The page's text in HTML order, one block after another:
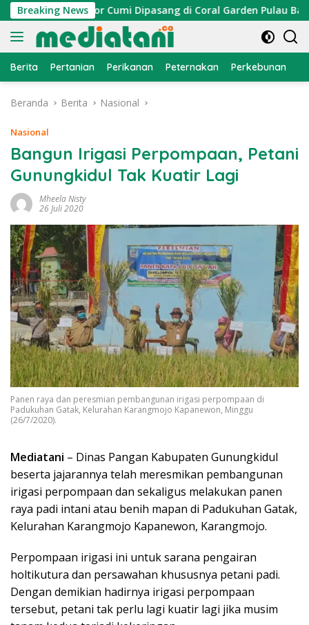
Langsung
ke
konten
Breaking News
Atraktor Cumi Dipasang di Coral Garden Pulau Barrang
Berita Pertanian Perikanan Peternakan Perkebunan
Beranda Berita Nasional
Nasional
Bangun Irigasi Perpompaan, Petani
Gunungkidul Tak Kuatir Lagi
Mheela Nisty
26 Juli 2020
Panen raya dan peresmian pembangunan irigasi perpompaan di
Padukuhan Gatak, Kelurahan Karangmojo Kapanewon, Minggu
(26/7/2020).
Mediatani – Dinas Pangan Kabupaten Gunungkidul
beserta jajarannya telah meresmikan pembangunan
irigasi perpompaan dan sekaligus melakukan panen
raya padi intani atau benih mapan di Padukuhan Gatak,
Kelurahan Karangmojo Kapanewon, Karangmojo.
Perpompaan irigasi ini untuk sarana pengairan
holtikutura dan persawahan khususnya petani padi.
Dengan demikian hadirnya irigasi perpompaan
tersebut, petani tak perlu lagi kuatir lagi jika musim